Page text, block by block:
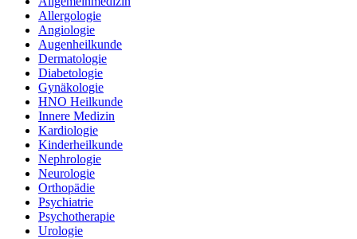
Allergologie
Angiologie
Augenheilkunde
Dermatologie
Diabetologie
Gynäkologie
HNO Heilkunde
Innere Medizin
Kardiologie
Kinderheilkunde
Nephrologie
Neurologie
Orthopädie
Psychiatrie
Psychotherapie
Urologie